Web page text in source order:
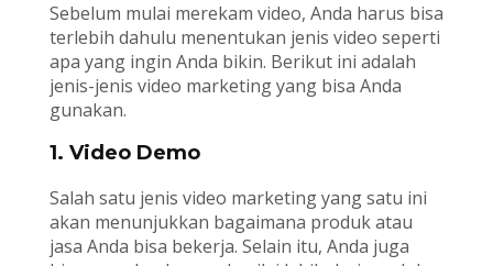
Sebelum mulai merekam video, Anda harus bisa
terlebih dahulu menentukan jenis video seperti
apa yang ingin Anda bikin. Berikut ini adalah
jenis-jenis video marketing yang bisa Anda
gunakan.
1. Video Demo
Salah satu jenis video marketing yang satu ini
akan menunjukkan bagaimana produk atau
jasa Anda bisa bekerja. Selain itu, Anda juga